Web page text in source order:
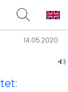
14.05.2020